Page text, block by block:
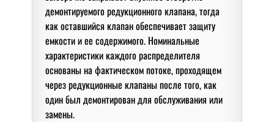
демонтируемого редукционного клапана, тогда
как оставшийся клапан обеспечивает защиту
емкости и ее содержимого. Номинальные
характеристики каждого распределителя
основаны на фактическом потоке, проходящем
через редукционные клапаны после того, как
один был демонтирован для обслуживания или
замены.